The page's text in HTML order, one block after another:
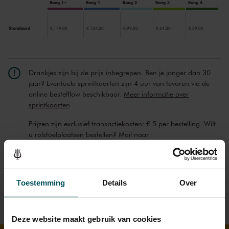
Toestemming Details Over
Deze website maakt gebruik van cookies
Rang 1+ Rang 1 Rang 2 Rang 3 Rang 4
Standaard € 179,00 € 134,00 € 99,00 € 64,00 € 29,00
Drankjes zijn bij de prijs inbegrepen. Ben je jonger dan 30
jaar? Eventuele sprintkaarten zijn 4 uur van tevoren via de
online bestelflow beschikbaar. Meer informatie over
sprintkaarten
Prijzen zijn exclusief transactiekosten: € 5 per bestelling. Wilt
u rolstoelplaatsen bestellen? Mail naar